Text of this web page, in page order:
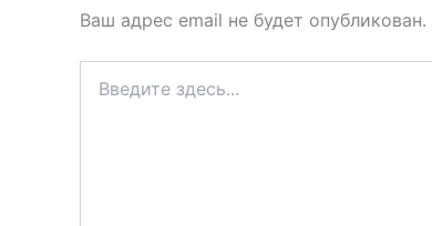
Ваш адрес email не будет опубликован.
здесь...